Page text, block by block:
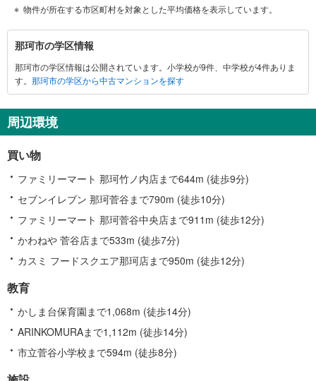
物件が所在する市区町村を対象とした平均価格を表示しています。
那
珂
市
に
す
る
報
那珂市の学区情報
那珂市の学区情報は公開されています。小学校が9件、中学校が4件ありま
す。 那珂市の学区から中古マンションを探す
周辺環境
買い物
ファミリーマート 那珂竹ノ内店まで644m (徒歩9分)
セブンイレブン 那珂菅谷まで790m (徒歩10分)
ファミリーマート 那珂菅谷中央店まで911m (徒歩12分)
かわねや 菅谷店まで533m (徒歩7分)
カスミ フードスクエア那珂店まで950m (徒歩12分)
教育
かしま台保育園まで1,068m (徒歩14分)
ARINKOMURAまで1,112m (徒歩14分)
市立菅谷小学校まで594m (徒歩8分)